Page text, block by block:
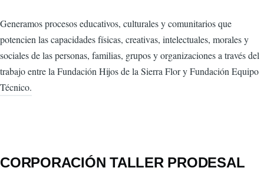
Generamos procesos educativos, culturales y comunitarios que
potencien las capacidades físicas, creativas, intelectuales, morales y
sociales de las personas, familias, grupos y organizaciones a través del
trabajo entre la Fundación Hijos de la Sierra Flor y Fundación Equipo
Técnico.
CORPORACIÓN TALLER PRODESAL